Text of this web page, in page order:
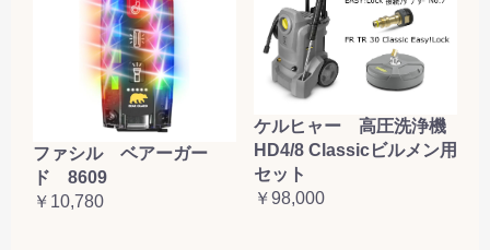
ファシル ベアーガー
ド 8609
￥10,780
ケルヒャー 高圧洗浄機
HD4/8 Classicビルメン用
セット
￥98,000